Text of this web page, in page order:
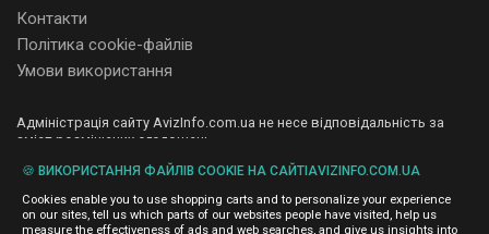
Контакти
Політика cookie-файлів
Умови використання
Адміністрація сайту AvizInfo.com.ua не несе відповідальність за
зміст розміщених оголошень.
і не продаємо особисту інформацію зареєстрованих користувачів
AvizInfo.com.ua третім особам. Ми не відповідаємо за правила
конфіденційності сайтів на які посилається AvizInfo.com.ua. На
деяких сторінках нашого сайту представлена реклама Google
🍪 ВИКОРИСТАННЯ ФАЙЛІВ COOKIE НА САЙТІAVIZINFO.COM.UA
Cookies enable you to use shopping carts and to personalize your experience
on our sites, tell us which parts of our websites people have visited, help us
measure the effectiveness of ads and web searches, and give us insights into